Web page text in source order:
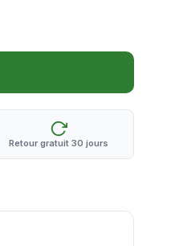
Retour gratuit 30 jours